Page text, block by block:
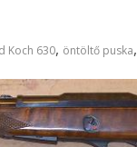
Koch 630, öntöltő puska,